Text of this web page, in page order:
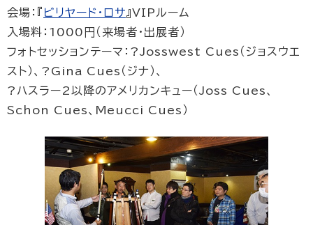
会場：『 ビリヤード・ロサ』VIPルーム
入場料：1000円（来場者・出展者）
フォトセッションテーマ：?Josswest Cues（ジョスウエ
スト）、?Gina Cues（ジナ）、
?ハスラー2以降のアメリカンキュー（Joss Cues、
Schon Cues、Meucci Cues）